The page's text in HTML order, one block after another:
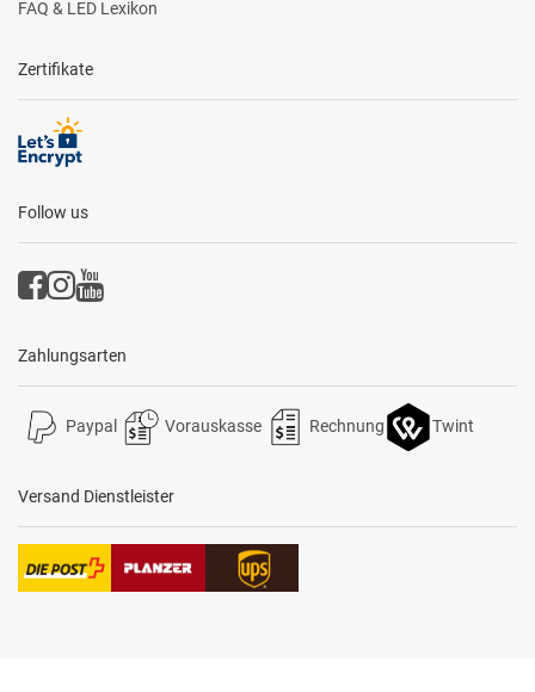
FAQ & LED Lexikon
Zertifikate
Follow us
Zahlungsarten
Paypal Vorauskasse Rechnung Twint
Versand Dienstleister